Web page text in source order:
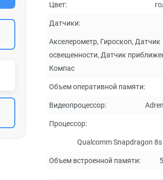
Цвет:
Датчики:
Акселерометр, Гироскоп, Датчик
освещенности, Датчик
Компас
Объем оперативной памяти:
Видеопроцессор:
Процессор:
Qualcomm Snapdragon 8s
Объем встроенной памяти: